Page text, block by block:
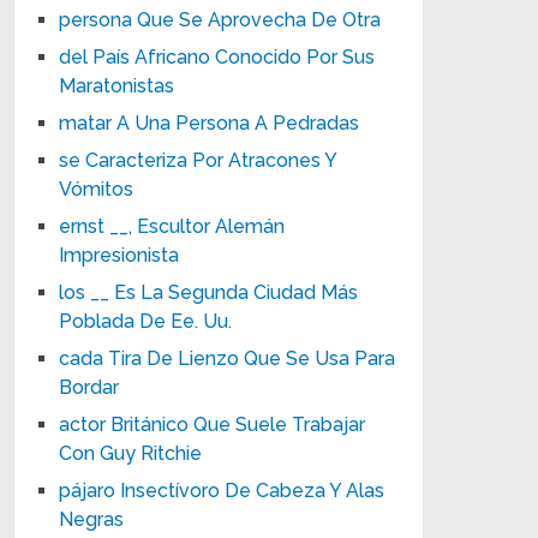
persona Que Se Aprovecha De Otra
del País Africano Conocido Por Sus
Maratonistas
matar A Una Persona A Pedradas
se Caracteriza Por Atracones Y
Vómitos
ernst __, Escultor Alemán
Impresionista
los __ Es La Segunda Ciudad Más
Poblada De Ee. Uu.
cada Tira De Lienzo Que Se Usa Para
Bordar
actor Británico Que Suele Trabajar
Con Guy Ritchie
pájaro Insectívoro De Cabeza Y Alas
Negras